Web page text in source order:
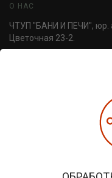
О НАС
ЧТУП "БАНИ И ПЕЧИ", юр.
Цветочная 23-2.